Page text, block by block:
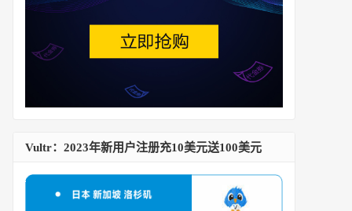
Vultr：2023年新用户注册充10美元送100美元